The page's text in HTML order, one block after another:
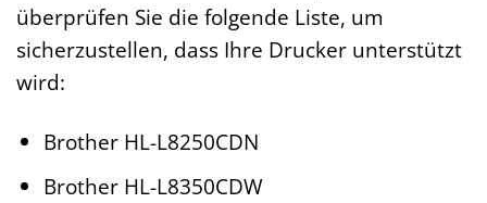
überprüfen Sie die folgende Liste, um
sicherzustellen, dass Ihre Drucker unterstützt
wird:
Brother HL-L8250CDN
Brother HL-L8350CDW